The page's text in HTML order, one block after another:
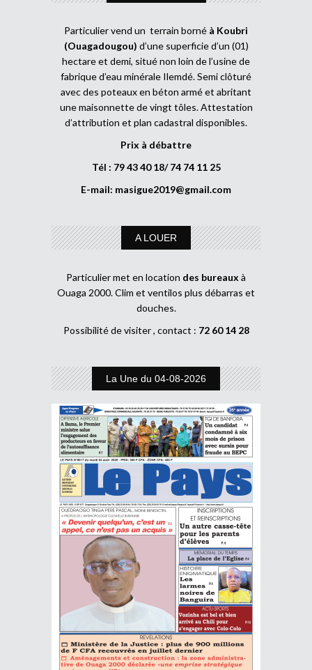
Particulier vend un terrain borné à Koubri
(Ouagadougou) d’une superficie d’un (01)
hectare et demi, situé non loin de l’usine de
fabrique d’eau minérale Ilemdé. Semi clôturé
avec des poteaux en béton armé et abritant
une maisonnette de vingt tôles. Attestation
d’attribution et plan cadastral disponibles.
Prix à débattre
Tél : 79 43 40 18/ 74 74 11 25
E-mail: masigue2019@gmail.com
A LOUER
Particulier met en location des bureaux à
Ouaga 2000. Clim et ventilos plus débarras et
douches.
Possibilité de visiter , contact : 72 60 14 28
La Une du 04-08-2026